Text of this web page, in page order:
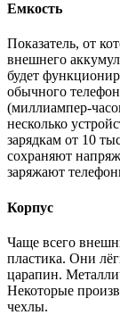
Емкость
Показатель, от
внешнего
будет
обычного
(миллиампер-
несколько
зарядкам от 10
сохраняют
заряжают
Корпус
Чаще всего
пластика. Они
царапин.
Некоторые
чехлы.